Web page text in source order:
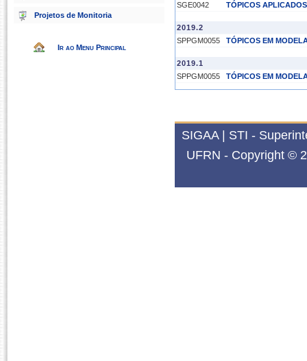
Projetos de Monitoria
Ir ao Menu Principal
SGE0042
TÓPICOS
2019.2
SPPGM0055
TÓPICOS EM
2019.1
SPPGM0055
TÓPICOS EM
SIGAA | STI -
UFRN - Copyright ©